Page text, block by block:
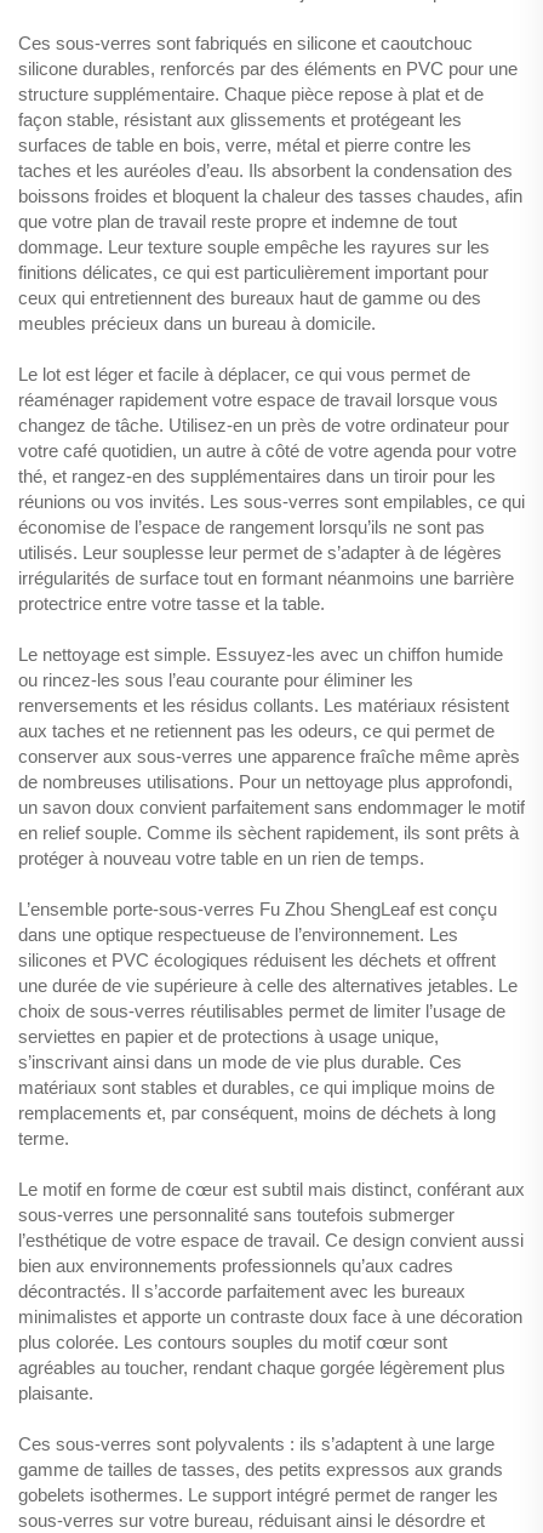
Ces sous-verres sont fabriqués en silicone et caoutchouc
silicone durables, renforcés par des éléments en PVC pour une
structure supplémentaire. Chaque pièce repose à plat et de
façon stable, résistant aux glissements et protégeant les
surfaces de table en bois, verre, métal et pierre contre les
taches et les auréoles d’eau. Ils absorbent la condensation des
boissons froides et bloquent la chaleur des tasses chaudes, afin
que votre plan de travail reste propre et indemne de tout
dommage. Leur texture souple empêche les rayures sur les
finitions délicates, ce qui est particulièrement important pour
ceux qui entretiennent des bureaux haut de gamme ou des
meubles précieux dans un bureau à domicile.
Le lot est léger et facile à déplacer, ce qui vous permet de
réaménager rapidement votre espace de travail lorsque vous
changez de tâche. Utilisez-en un près de votre ordinateur pour
votre café quotidien, un autre à côté de votre agenda pour votre
thé, et rangez-en des supplémentaires dans un tiroir pour les
réunions ou vos invités. Les sous-verres sont empilables, ce qui
économise de l’espace de rangement lorsqu’ils ne sont pas
utilisés. Leur souplesse leur permet de s’adapter à de légères
irrégularités de surface tout en formant néanmoins une barrière
protectrice entre votre tasse et la table.
Le nettoyage est simple. Essuyez-les avec un chiffon humide
ou rincez-les sous l’eau courante pour éliminer les
renversements et les résidus collants. Les matériaux résistent
aux taches et ne retiennent pas les odeurs, ce qui permet de
conserver aux sous-verres une apparence fraîche même après
de nombreuses utilisations. Pour un nettoyage plus approfondi,
un savon doux convient parfaitement sans endommager le motif
en relief souple. Comme ils sèchent rapidement, ils sont prêts à
protéger à nouveau votre table en un rien de temps.
L’ensemble porte-sous-verres Fu Zhou ShengLeaf est conçu
dans une optique respectueuse de l’environnement. Les
silicones et PVC écologiques réduisent les déchets et offrent
une durée de vie supérieure à celle des alternatives jetables. Le
choix de sous-verres réutilisables permet de limiter l’usage de
serviettes en papier et de protections à usage unique,
s’inscrivant ainsi dans un mode de vie plus durable. Ces
matériaux sont stables et durables, ce qui implique moins de
remplacements et, par conséquent, moins de déchets à long
terme.
Le motif en forme de cœur est subtil mais distinct, conférant aux
sous-verres une personnalité sans toutefois submerger
l’esthétique de votre espace de travail. Ce design convient aussi
bien aux environnements professionnels qu’aux cadres
décontractés. Il s’accorde parfaitement avec les bureaux
minimalistes et apporte un contraste doux face à une décoration
plus colorée. Les contours souples du motif cœur sont
agréables au toucher, rendant chaque gorgée légèrement plus
plaisante.
Ces sous-verres sont polyvalents : ils s’adaptent à une large
gamme de tailles de tasses, des petits expressos aux grands
gobelets isothermes. Le support intégré permet de ranger les
sous-verres sur votre bureau, réduisant ainsi le désordre et